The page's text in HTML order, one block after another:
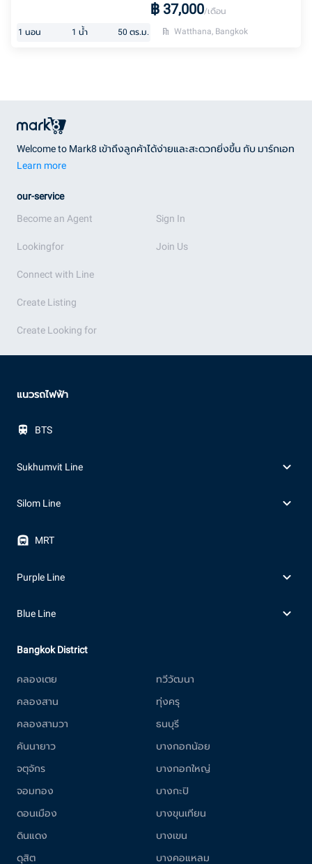
฿ 37,000/เดือน
1 นอน 1 น้ำ 50 ตร.ม. Watthana, Bangkok
Welcome to Mark8 เข้าถึงลูกค้าได้ง่ายและสะดวกยิ่งขึ้น กับ มาร์กเอท
Learn more
our-service
Become an Agent
Lookingfor
Connect with Line
Create Listing
Create Looking for
Sign In
Join Us
แนวรถไฟฟ้า
BTS
Sukhumvit Line
Silom Line
MRT
Purple Line
Blue Line
Bangkok District
คลองเตย
คลองสาน
คลองสามวา
คันนายาว
จตุจักร
จอมทอง
ดอนเมือง
ดินแดง
ดุสิต
ทวีวัฒนา
ทุ่งครุ
ธนบุรี
บางกอกน้อย
บางกอกใหญ่
บางกะปิ
บางขุนเทียน
บางเขน
บางคอแหลม